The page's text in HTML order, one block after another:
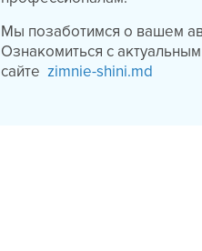
Мы позаботимся о вашем
Ознакомиться с
сайтеzimnie-shini.md